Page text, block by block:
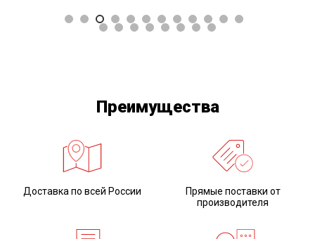
Zenit Kit - нанокерамический композит
Преимущества
Доставка по всей России
Прямые поставки от
производителя